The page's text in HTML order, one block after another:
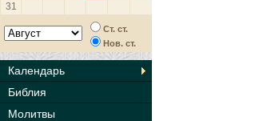
31
Ст. ст.
Нов. ст.
Календарь
Библия
Молитвы